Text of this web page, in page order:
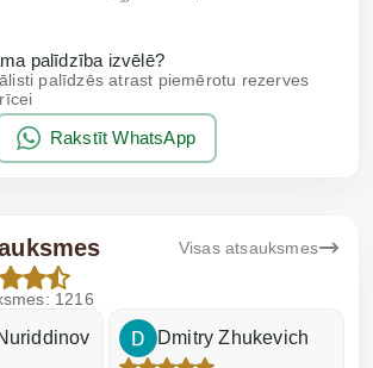
palīdzība izvēlē?
palīdzēs atrast piemērotu rezerves
Rakstīt WhatsApp
Visas atsauksmes
1216
Dmitry Zhukevich